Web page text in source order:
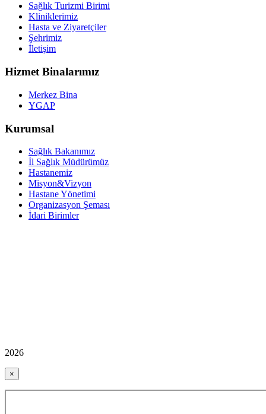
Sağlık Turizmi Birimi
Kliniklerimiz
Hasta ve Ziyaretçiler
Şehrimiz
İletişim
Hizmet Binalarımız
Merkez Bina
YGAP
Kurumsal
Sağlık Bakanımız
İl Sağlık Müdürümüz
Hastanemiz
Misyon&Vizyon
Hastane Yönetimi
Organizasyon Şeması
İdari Birimler
2026
×